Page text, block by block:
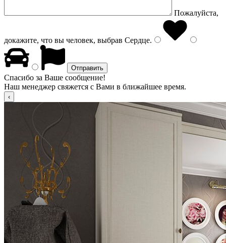
Пожалуйста,
докажите, что вы человек, выбрав Сердце.
Спасибо за Ваше сообщение!
Наш менеджер свяжется с Вами в ближайшее время.